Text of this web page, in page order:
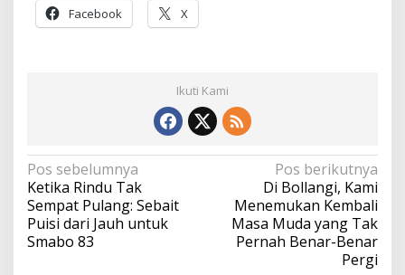
Facebook X
Ikuti Kami
Navigasi
pos
Pos sebelumnya
Ketika Rindu Tak
Sempat Pulang: Sebait
Puisi dari Jauh untuk
Smabo 83
Pos berikutnya
Di Bollangi, Kami
Menemukan Kembali
Masa Muda yang Tak
Pernah Benar-Benar
Pergi